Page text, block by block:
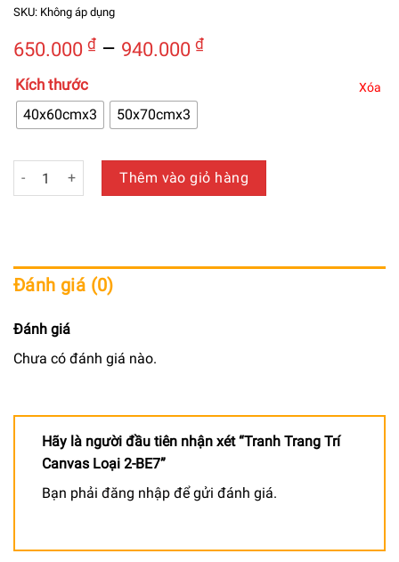
SKU: Không áp dụng
650.000 ₫ – 940.000 ₫Khoảng
940.000 ₫
Kích thước
40x60cmx3 50x70cmx3
Xóa
Tranh Trang Trí Canvas Loại 2-BE7 số lượng
Thêm vào giỏ hàng
Đánh giá (0)
Đánh giá
Chưa có đánh giá nào.
Hãy là người đầu tiên nhận xét “Tranh Trang Trí
Canvas Loại 2-BE7”
Bạn phải đăng nhập để gửi đánh giá.